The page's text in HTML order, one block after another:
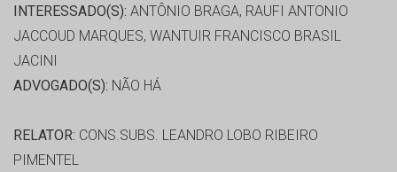
INTERESSADO(S): ANTÔNIO BRAGA, RAUFI ANTONIO
JACCOUD MARQUES, WANTUIR FRANCISCO BRASIL
JACINI
ADVOGADO(S): NÃO HÁ
RELATOR: CONS.SUBS. LEANDRO LOBO RIBEIRO
PIMENTEL